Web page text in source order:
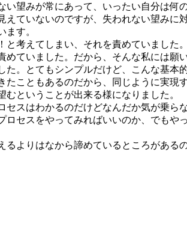
望みが常にあって、いったい自分は
ていないのですが、失われない望み
す。
考えてしまい、それを責めていまし
ていました。だから、そんな私には
。とてもシンプルだけど、こんな基本
こともあるのだから、同じように実現
ということが出来る様になりました。
スはわかるのだけどなんだか気が乗
セスをやってみればいいのか、でも
よりはなから諦めているところがあ